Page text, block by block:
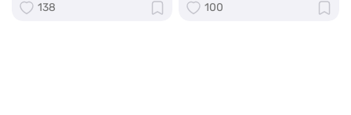
138
100